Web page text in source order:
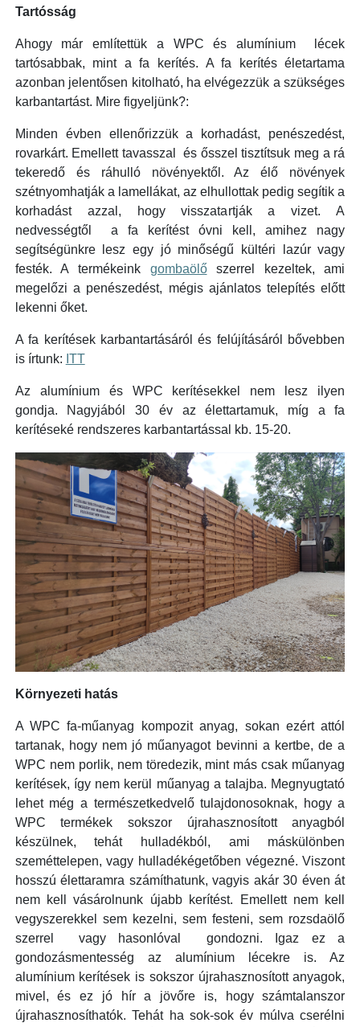
Tartósság
Ahogy már említettük a WPC és alumínium lécek
tartósabbak, mint a fa kerítés. A fa kerítés életartama
azonban jelentősen kitolható, ha elvégezzük a szükséges
karbantartást. Mire figyeljünk?:
Minden évben ellenőrizzük a korhadást, penészedést,
rovarkárt. Emellett tavasszal és ősszel tisztítsuk meg a rá
tekeredő és ráhulló növényektől. Az élő növények
szétnyomhatják a lamellákat, az elhullottak pedig segítik a
korhadást azzal, hogy visszatartják a vizet. A
nedvességtől a fa kerítést óvni kell, amihez nagy
segítségünkre lesz egy jó minőségű kültéri lazúr vagy
festék. A termékeink gombaölőszerrel kezeltek, ami
megelőzi a penészedést, mégis ajánlatos telepítés előtt
lekenni őket.
A fa kerítések karbantartásáról és felújításáról bővebben
is írtunk: ITT
Az alumínium és WPC kerítésekkel nem lesz ilyen
gondja. Nagyjából 30 év az élettartamuk, míg a fa
kerítéseké rendszeres karbantartással kb. 15-20.
Környezeti hatás
A WPC fa-műanyag kompozit anyag, sokan ezért attól
tartanak, hogy nem jó műanyagot bevinni a kertbe, de a
WPC nem porlik, nem töredezik, mint más csak műanyag
kerítések, így nem kerül műanyag a talajba. Megnyugtató
lehet még a természetkedvelő tulajdonosoknak, hogy a
WPC termékek sokszor újrahasznosított anyagból
készülnek, tehát hulladékból, ami máskülönben
szeméttelepen, vagy hulladékégetőben végezné. Viszont
hosszú élettaramra számíthatunk, vagyis akár 30 éven át
nem kell vásárolnunk újabb kerítést. Emellett nem kell
vegyszerekkel sem kezelni, sem festeni, sem rozsdaölő
szerrel vagy hasonlóval gondozni. Igaz ez a
gondozásmentesség az alumínium lécekre is. Az
alumínium kerítések is sokszor újrahasznosított anyagok,
mivel, és ez jó hír a jövőre is, hogy számtalanszor
újrahasznosíthatók. Tehát ha sok-sok év múlva cserélni